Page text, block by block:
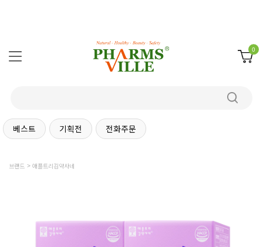
0
베스트 기획전 전화주문
브랜드 애플트리김약사네